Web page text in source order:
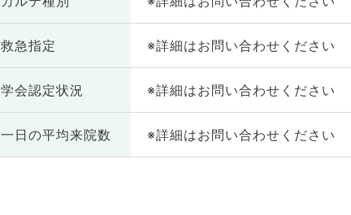
救急指定 ※詳細はお問い合わせください
学会認定状況 ※詳細はお問い合わせください
一日の平均来院数 ※詳細はお問い合わせください